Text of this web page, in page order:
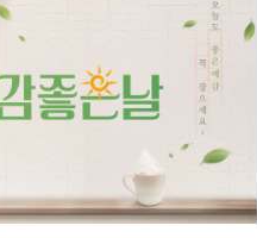
2026년 08월 08일(토)
2026년 08월 08일(토)
2026년 08월 08일(토)
2026년 08월 08일(토)
2026년 08월 08일(토)
2026년 08월 08일(토)